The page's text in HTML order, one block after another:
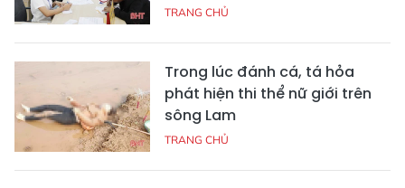
TRANG CHỦ
Trong lúc đánh cá, tá hỏa
phát hiện thi thể nữ giới trên
sông Lam
TRANG CHỦ